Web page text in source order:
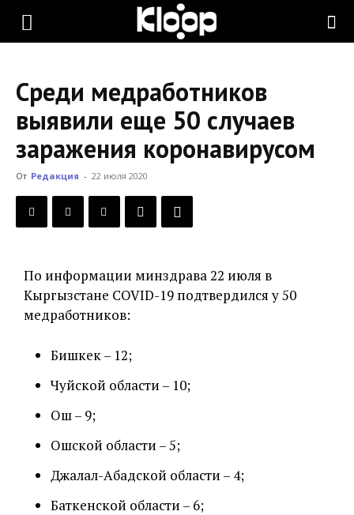
KLOOP.KG
Новости
Кыргызстана
Среди медработников
выявили еще 50 случаев
заражения коронавирусом
От Редакция - 22 июля 2020
По информации минздрава 22 июля в
Кыргызстане COVID-19 подтвердился у 50
медработников:
Бишкек – 12;
Чуйской области – 10;
Ош – 9;
Ошской области – 5;
Джалал-Абадской области – 4;
Баткенской области – 6;